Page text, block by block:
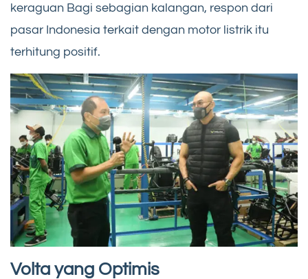
keraguan Bagi sebagian kalangan, respon dari
pasar Indonesia terkait dengan motor listrik itu
terhitung positif.
Volta yang Optimis